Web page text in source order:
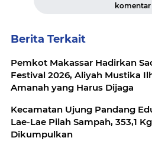
komentar
Berita Terkait
Pemkot Makassar Hadirkan
Festival 2026, Aliyah Mustika
Amanah yang Harus Dijaga
Kecamatan Ujung Pandang
Lae-Lae Pilah Sampah, 353,1
Dikumpulkan